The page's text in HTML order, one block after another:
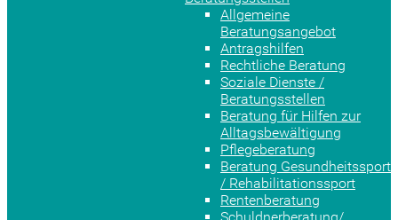
Allgemeine
Beratungsangebot
Antragshilfen
Rechtliche Beratung
Soziale Dienste /
Beratungsstellen
Beratung für Hilfen zur
Alltagsbewältigung
Pflegeberatung
Beratung Gesundheitssport
/ Rehabilitationssport
Rentenberatung